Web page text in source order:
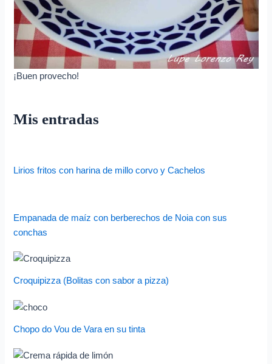
¡Buen provecho!
Mis entradas
Lirios fritos con harina de millo corvo y Cachelos
Empanada de maíz con berberechos de Noia con sus
conchas
Croquipizza (Bolitas con sabor a pizza)
Chopo do Vou de Vara en su tinta